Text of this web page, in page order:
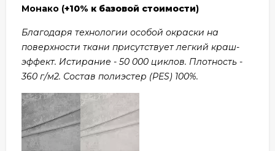
Монако (+10% к базовой стоимости)
Благодаря технологии особой окраски на
поверхности ткани присутствует легкий краш-
эффект. Истирание - 50 000 циклов. Плотность -
360 г/м2. Состав полиэстер (PES) 100%.